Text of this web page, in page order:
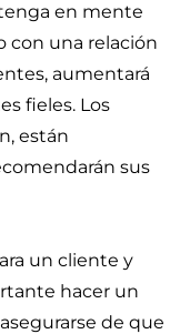
en mente
con una relación
aumentará
fieles. Los
están
sus
un cliente y
hacer un
de que